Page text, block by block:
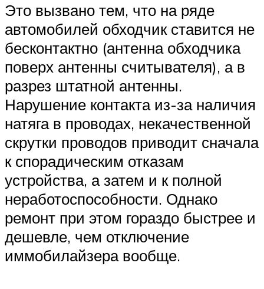
Это вызвано тем, что на ряде
автомобилей обходчик ставится не
бесконтактно (антенна обходчика
поверх антенны считывателя), а в
разрез штатной антенны.
Нарушение контакта из-за наличия
натяга в проводах, некачественной
скрутки проводов приводит сначала
к спорадическим отказам
устройства, а затем и к полной
неработоспособности. Однако
ремонт при этом гораздо быстрее и
дешевле, чем отключение
иммобилайзера вообще.